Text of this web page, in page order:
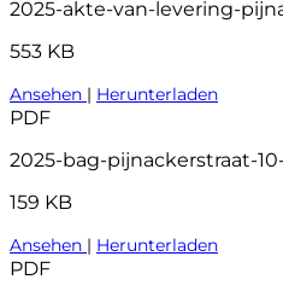
2025-akte-van-levering-
553 KB
Ansehen | Herunterladen
PDF
2025-bag-pijnackerstraat-10-
159 KB
Ansehen | Herunterladen
PDF